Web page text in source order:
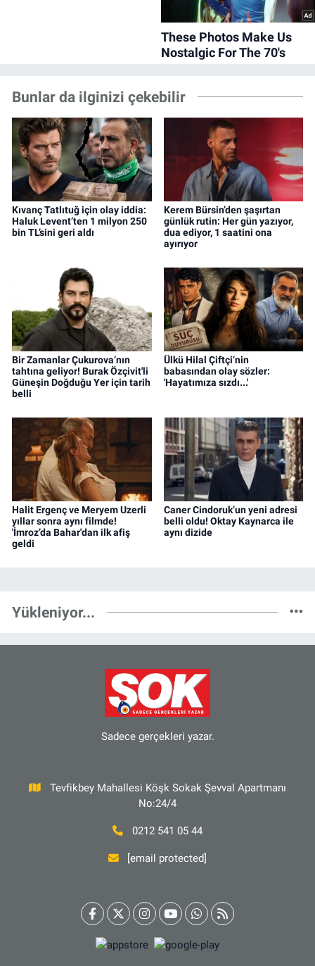
Bunlar da ilginizi çekebilir
Kıvanç Tatlıtuğ için olay iddia:
Haluk Levent’ten 1 milyon 250
bin TL’sini geri aldı
Kerem Bürsin’den şaşırtan
günlük rutin: Her gün yazıyor,
dua ediyor, 1 saatini ona
ayırıyor
Bir Zamanlar Çukurova’nın
tahtına geliyor! Burak Özçivit'li
Güneşin Doğduğu Yer için tarih
belli
Ülkü Hilal Çiftçi’nin
babasından olay sözler:
'Hayatımıza sızdı...'
Halit Ergenç ve Meryem Uzerli
yıllar sonra aynı filmde!
'İmroz’da Bahar'dan ilk afiş
geldi
Caner Cindoruk’un yeni adresi
belli oldu! Oktay Kaynarca ile
aynı dizide
Yükleniyor...
Sadece gerçekleri yazar.
Tevfikbey Mahallesi Köşk Sokak Şevval Apartmanı
No:24/4
0212 541 05 44
[email protected]